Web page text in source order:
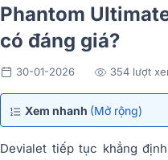
Phantom
có đáng giá?
30-01-2026 354 lượt
Xem nhanh (Mở rộng)
Devialet tiếp tục khẳng